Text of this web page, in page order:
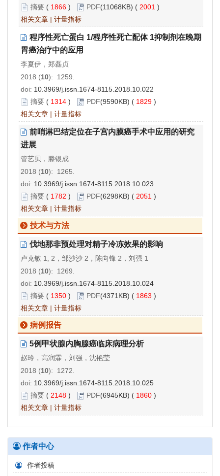
摘要 ( 1866 ) PDF(11068KB) ( 2001 )
相关文章 | 计量指标
程序性死亡蛋白 1/程序性死亡配体 1抑制剂在晚期
胃癌治疗中的应用
李夏伊，郑磊贞
2018 (10): 1259.
doi: 10.3969/j.issn.1674-8115.2018.10.022
摘要 ( 1314 ) PDF(9590KB) ( 1829 )
相关文章 | 计量指标
前哨淋巴结定位在子宫内膜癌手术中应用的研究
进展
管艺贝，滕银成
2018 (10): 1265.
doi: 10.3969/j.issn.1674-8115.2018.10.023
摘要 ( 1782 ) PDF(6298KB) ( 2051 )
相关文章 | 计量指标
技术与方法
伐地那非预处理对精子冷冻效果的影响
卢克敏 1, 2，邹沙沙 2，陈向锋 2，刘强 1
2018 (10): 1269.
doi: 10.3969/j.issn.1674-8115.2018.10.024
摘要 ( 1350 ) PDF(4371KB) ( 1863 )
相关文章 | 计量指标
病例报告
5例甲状腺内胸腺癌临床病理分析
赵玲，高润霖，刘强，沈艳莹
2018 (10): 1272.
doi: 10.3969/j.issn.1674-8115.2018.10.025
摘要 ( 2148 ) PDF(6945KB) ( 1860 )
相关文章 | 计量指标
作者中心
作者投稿